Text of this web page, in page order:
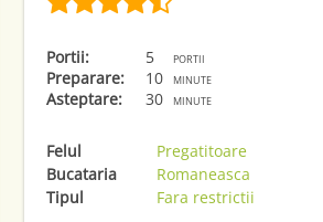
Portii: 5 portii
Preparare: 10 minute
Asteptare: 30 minute
Felul
Pregatitoare
Bucataria
Romaneasca
Tipul
Fara restrictii